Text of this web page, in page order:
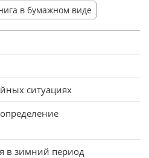
в бумажном виде
ситуациях
в зимний период